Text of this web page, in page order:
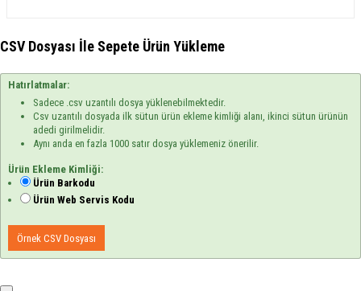
CSV Dosyası İle Sepete Ürün Yükleme
Hatırlatmalar:
Sadece .csv uzantılı dosya yüklenebilmektedir.
Csv uzantılı dosyada ilk sütun ürün ekleme kimliği alanı, ikinci sütun ürünün
adedi girilmelidir.
Aynı anda en fazla 1000 satır dosya yüklemeniz önerilir.
Ürün Ekleme Kimliği:
Ürün Barkodu
Ürün Web Servis Kodu
Örnek CSV Dosyası